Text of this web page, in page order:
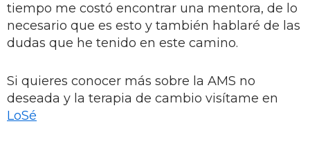
tiempo me costó encontrar una mentora, de lo
necesario que es esto y también hablaré de las
dudas que he tenido en este camino.
Si quieres conocer más sobre la AMS no
deseada y la terapia de cambio visítame en
LoSé